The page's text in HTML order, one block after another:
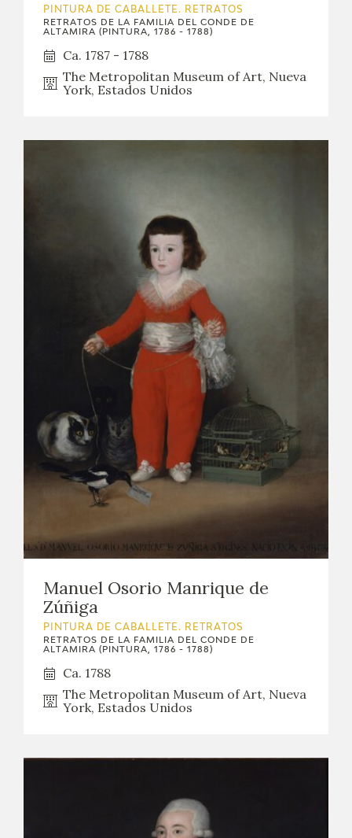
PINTURA DE CABALLETE. RETRATOS
RETRATOS DE LA FAMILIA DEL CONDE DE
ALTAMIRA (PINTURA, 1786 - 1788)
Ca. 1787 - 1788
The Metropolitan Museum of Art, Nueva
York, Estados Unidos
Manuel Osorio Manrique de
Zúñiga
PINTURA DE CABALLETE. RETRATOS
RETRATOS DE LA FAMILIA DEL CONDE DE
ALTAMIRA (PINTURA, 1786 - 1788)
Ca. 1788
The Metropolitan Museum of Art, Nueva
York, Estados Unidos